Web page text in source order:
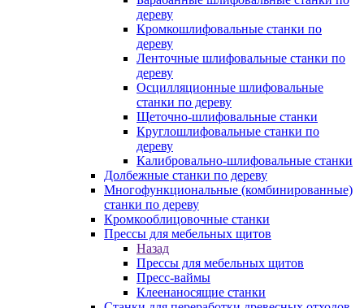
дереву
Кромкошлифовальные станки по
дереву
Ленточные шлифовальные станки по
дереву
Осцилляционные шлифовальные
станки по дереву
Щеточно-шлифовальные станки
Круглошлифовальные станки по
дереву
Калибровально-шлифовальные станки
Долбежные станки по дереву
Многофункциональные (комбинированные)
станки по дереву
Кромкооблицовочные станки
Прессы для мебельных щитов
Назад
Прессы для мебельных щитов
Пресс-ваймы
Клеенаносящие станки